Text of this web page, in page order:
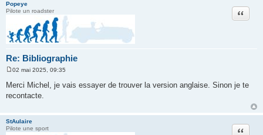
Popeye
Pilote un roadster
Re: Bibliographie
Citation
s
s
e
02 mai 2025, 09:35
Merci Michel, je vais essayer de trouver la version anglaise. Sinon je te
recontacte.
StAulaire
Pilote une sport
Citation